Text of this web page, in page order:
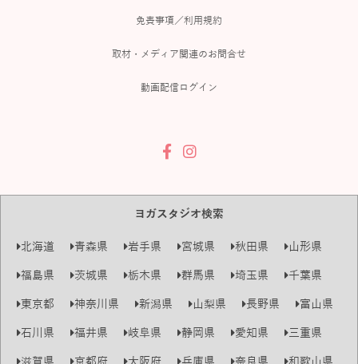
免責事項／利用規約
取材・メディア関連のお問合せ
動画配信ログイン
ヨガスタジオ検索
北海道 青森県 岩手県 宮城県 秋田県
山形県
福島県
茨城県 栃木県 群馬県 埼玉県
千葉県
東京都
神奈川県 新潟県 山梨県 長野県
富山県
石川県
福井県 岐阜県 静岡県 愛知県
三重県